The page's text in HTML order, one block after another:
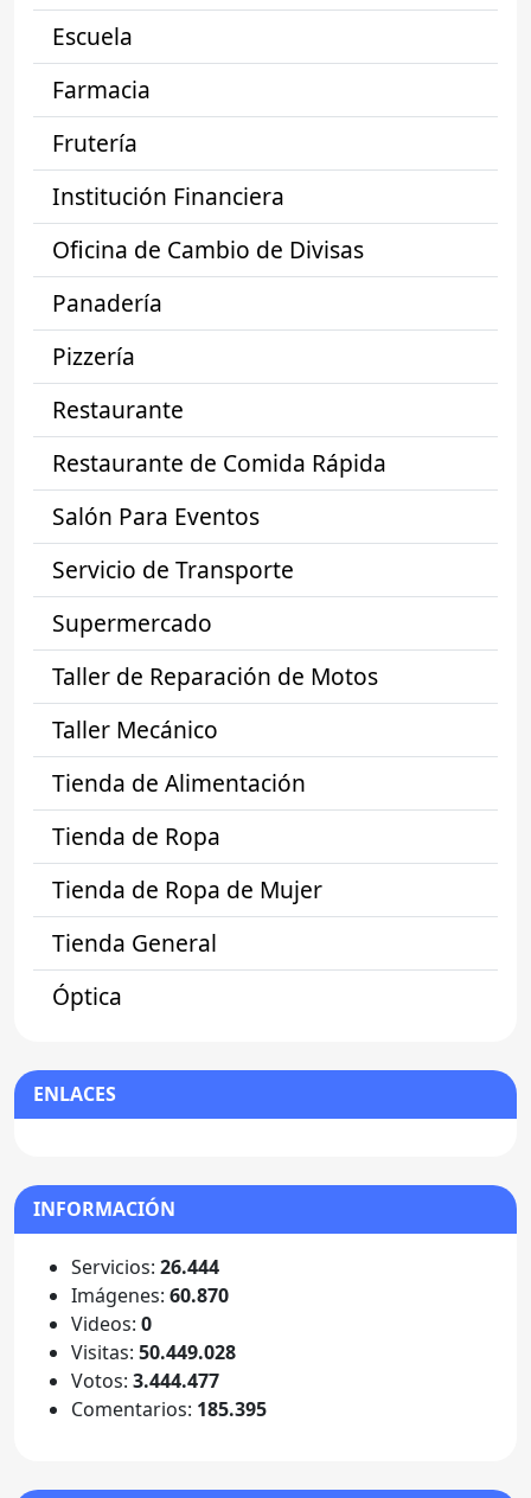
Escuela
Farmacia
Frutería
Institución Financiera
Oficina de Cambio de Divisas
Panadería
Pizzería
Restaurante
Restaurante de Comida Rápida
Salón Para Eventos
Servicio de Transporte
Supermercado
Taller de Reparación de Motos
Taller Mecánico
Tienda de Alimentación
Tienda de Ropa
Tienda de Ropa de Mujer
Tienda General
Óptica
ENLACES
INFORMACIÓN
Servicios: 26.444
Imágenes: 60.870
Videos: 0
Visitas: 50.449.028
Votos: 3.444.477
Comentarios: 185.395